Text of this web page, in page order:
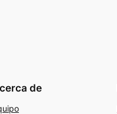
de